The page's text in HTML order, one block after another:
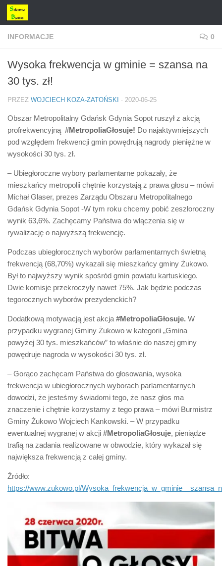
Przejdź do treści
INFORMACJE 0
Wysoka frekwencja w gminie = szansa na
30 tys. zł!
PRZEZ WOJCIECH KOZA-ZATOŃSKI · 2020-06-25
Obszar Metropolitalny Gdańsk Gdynia Sopot ruszył z akcją
profrekwencyjną #MetropoliaGłosuje! Do najaktywniejszych
pod względem frekwencji gmin powędrują nagrody pieniężne w
wysokości 30 tys. zł.
– Ubiegłoroczne wybory parlamentarne pokazały, że
mieszkańcy metropolii chętnie korzystają z prawa głosu – mówi
Michał Glaser, prezes Zarządu Obszaru Metropolitalnego
Gdańsk Gdynia Sopot -W tym roku chcemy pobić zeszłoroczny
wynik 63,6%. Zachęcamy Państwa do włączenia się w
rywalizację o najwyższą frekwencję.
Podczas ubiegłorocznych wyborów parlamentarnych świetną
frekwencją (68,70%) wykazali się mieszkańcy gminy Żukowo.
Był to najwyższy wynik spośród gmin powiatu kartuskiego.
Dwie komisje przekroczyły nawet 75%. Jak będzie podczas
tegorocznych wyborów prezydenckich?
Dodatkową motywacją jest akcja #MetropoliaGłosuje. W
przypadku wygranej Gminy Żukowo w kategorii „Gmina
powyżej 30 tys. mieszkańców” to właśnie do naszej gminy
powędruje nagroda w wysokości 30 tys. zł.
– Gorąco zachęcam Państwa do głosowania, wysoka
frekwencja w ubiegłorocznych wyborach parlamentarnych
dowodzi, że jesteśmy świadomi tego, że nasz głos ma
znaczenie i chętnie korzystamy z tego prawa – mówi Burmistrz
Gminy Żukowo Wojciech Kankowski. – W przypadku
ewentualnej wygranej w akcji #MetropoliaGłosuje, pieniądze
trafią na zadania realizowane w obwodzie, który wykazał się
największa frekwencją z całej gminy.
Źródło:
https://www.zukowo.pl/